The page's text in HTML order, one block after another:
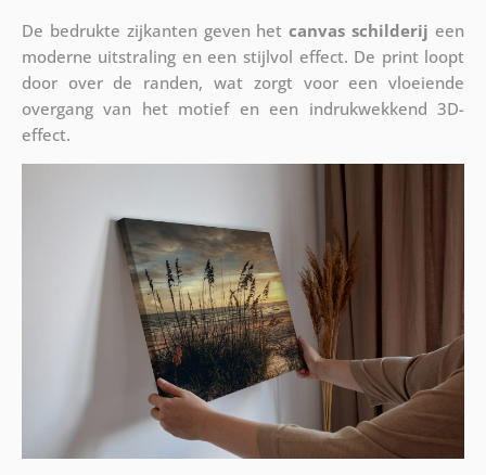
De bedrukte zijkanten geven hetcanvas schilderij een
moderne uitstraling en een stijlvol effect. De print loopt
door over de randen, wat zorgt voor een vloeiende
overgang van het motief en een indrukwekkend 3D-
effect.